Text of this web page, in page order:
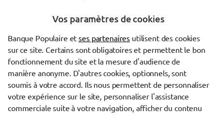
crédit. La vente est subordonnée à l'obtention du prêt. Si celui-ci n'est
pas obtenu, le vendeur doit rembourser les sommes versées.
Les agences Banque Populaire dans les villes à proximité
Tours
Joué-lès-Tours
Vos paramètres de cookies
Banque Populaire etses partenaires utilisent des cookies
sur ce site. Certains sont obligatoires et permettent le bon
fonctionnement du site et la mesure d'audience de
manière anonyme. D'autres cookies, optionnels, sont
soumis à votre accord. Ils nous permettent de personnaliser
votre expérience sur le site, personnaliser l'assistance
commerciale suite à votre navigation, afficher du contenu